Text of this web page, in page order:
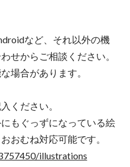
など、それ以外の機
せからご相談ください。
場合があります。
ください。
もぐっずになっている絵
おむね対応可能です。
illustrations